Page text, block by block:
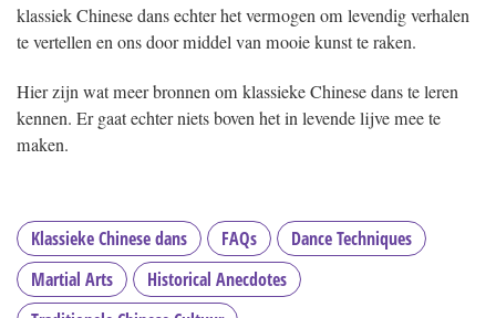
klassiek Chinese dans echter het vermogen om levendig verhalen
te vertellen en ons door middel van mooie kunst te raken.
Hier zijn wat meer bronnen om klassieke Chinese dans te leren
kennen. Er gaat echter niets boven het in levende lijve mee te
maken.
Klassieke Chinese dans FAQs
Dance Techniques
Martial Arts
Historical Anecdotes